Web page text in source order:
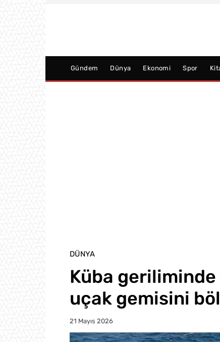
Gündem Dünya Ekonomi Spor
DÜNYA
Küba geriliminde
uçak gemisini
21 Mayıs 2026